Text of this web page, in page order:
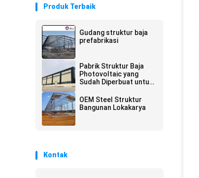
Produk Terbaik
Gudang struktur baja
prefabrikasi
Pabrik Struktur Baja
Photovoltaic yang
Sudah Diperbuat untuk
Panjang
OEM Steel Struktur
Bangunan Lokakarya
Kontak